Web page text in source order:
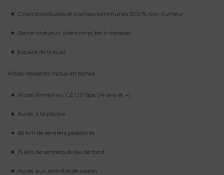
Chambres/suites et parties communes 100 % non-fumeur
Sèche-cheveux, planche et fer à repasser
Espace de travail
Accès résidents inclus en forfait :
Accès illimité au GEOS Spa (14 ans et +)
Accès à la piscine
65 km de sentiers pédestres
15 km de sentiers de ski de fond
Accès aux activités de saison :